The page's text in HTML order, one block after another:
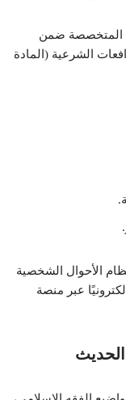
المتخصصة ضمن
الشرعية (المادة
الأحوال الشخصية
عبر منصة
الحديث